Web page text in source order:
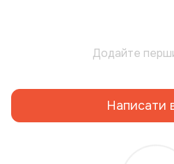
Додайте
Написати